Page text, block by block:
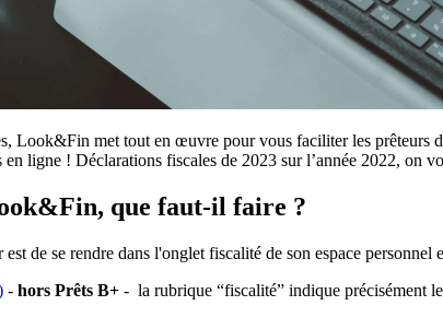
Look&Fin met tout en œuvre pour vous faciliter les
ligne ! Déclarations fiscales de 2023 sur l’année 2022, on
que faut-il faire ?
de se rendre dans l'onglet fiscalité de son espace personnel
- hors Prêts B+ - la rubrique “fiscalité” indique précisément